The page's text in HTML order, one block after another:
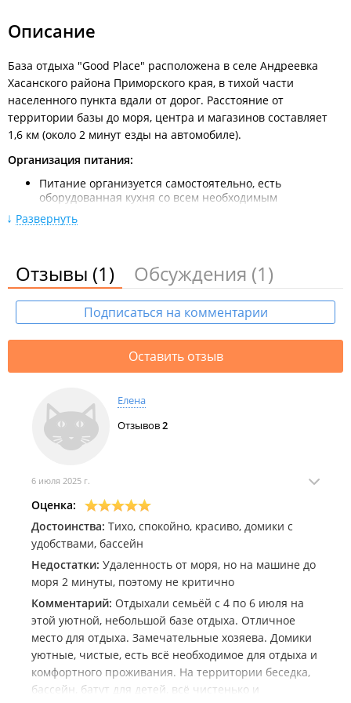
Из Владивостока по трассе М60 Владивосток–Уссурийск до
повернуть направо под мост с выездом налево в сторону п.
Раздольное (10 км). В Раздольном повернуть налево на мост
и далее двигаться в сторону п. Краскино по трассе А189
согласно указателям. Далее на развилке (Славянка-
Зарубино) повернуть налево на Зарубино, на доезжая до
Описание
База отдыха "Good Place" расположена в селе Андреевка
Хасанского района Приморского края, в тихой части
населенного пункта вдали от дорог. Расстояние от
территории базы до моря, центра и магазинов составляет
1,6 км (около 2 минут езды на автомобиле).
Организация питания:
Питание организуется самостоятельно, есть
оборудованная кухня со всем необходимым
Беседка;
Детская песочница;
Детский батут;
Оборудованные мангальные зоны;
животными допускается исключительно по
предварительному согласованию с администрацией.
Развернуть
Отзывы (1) Обсуждения (1)
Подписаться на комментарии
Оставить отзыв
Елена
Отзывов2
6 июля 2025 г.
Оценка:
Достоинства: Тихо, спокойно, красиво, домики с
удобствами, бассейн
Недостатки: Удаленность от моря, но на машине до
моря 2 минуты, поэтому не критично
Комментарий: Отдыхали семьёй с 4 по 6 июля на
этой уютной, небольшой базе отдыха. Отличное
место для отдыха. Замечательные хозяева. Домики
уютные, чистые, есть всё необходимое для отдыха и
комфортного проживания. На территории беседка,
бассейн, батут для детей, всё чистенько и